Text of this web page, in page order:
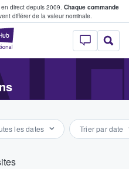
direct depuis 2009. Chaque commande
différer de la valeur nominale.
StubHub - Où
des billets
les dates Trier par date